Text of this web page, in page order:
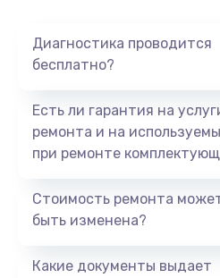
Диагностика проводится
бесплатно?
Есть ли гарантия на
ремонта и на
при ремонте
Стоимость ремонта
быть изменена?
Какие документы выдает